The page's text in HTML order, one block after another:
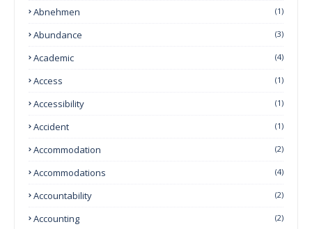
Abnehmen (1)
Abundance (3)
Academic (4)
Access (1)
Accessibility (1)
Accident (1)
Accommodation (2)
Accommodations (4)
Accountability (2)
Accounting (2)